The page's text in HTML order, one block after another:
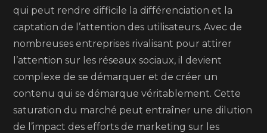
qui peut rendre difficile la différenciation et la
captation de l’attention des utilisateurs. Avec de
nombreuses entreprises rivalisant pour attirer
l’attention sur les réseaux sociaux, il devient
complexe de se démarquer et de créer un
contenu qui se démarque véritablement. Cette
saturation du marché peut entraîner une dilution
de l’impact des efforts de marketing sur les